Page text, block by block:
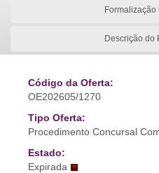
Descrição do
Código da Oferta:
OE202605/1270
Tipo Oferta:
Procedimento Concursal
Estado:
Expirada